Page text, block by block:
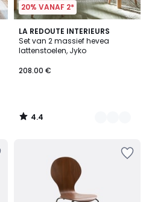
20% VANAF 2*
LA REDOUTE INTERIEURS
Set van 2 massief hevea
lattenstoelen, Jyko
208.00 €
4.4
/ 5
3
Kleuren
4.4
/